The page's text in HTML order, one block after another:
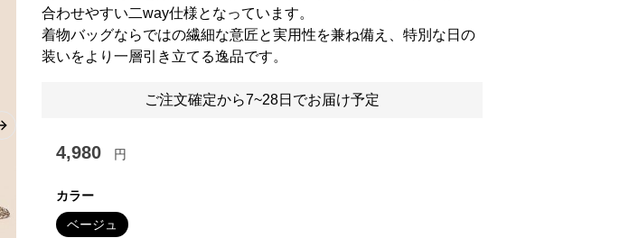
Next slide
合わせやすい二way仕様となっています。
着物バッグならではの繊細な意匠と実用性を兼ね備え、特別な日の
装いをより一層引き立てる逸品です。
ご注文確定から7~28日でお届け予定
4,980 円
カラー
ベージュ